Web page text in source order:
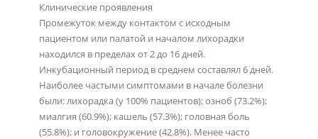
Клинические проявления
Промежуток между контактом с исходным
пациентом или палатой и началом лихорадки
находился в пределах от 2 до 16 дней.
Инкубационный период в среднем составлял 6 дней.
Наиболее частыми симптомами в начале болезни
были: лихорадка (у 100% пациентов); озноб (73.2%);
миалгия (60.9%); кашель (57.3%); головная боль
(55.8%); и головокружение (42.8%). Менее часто